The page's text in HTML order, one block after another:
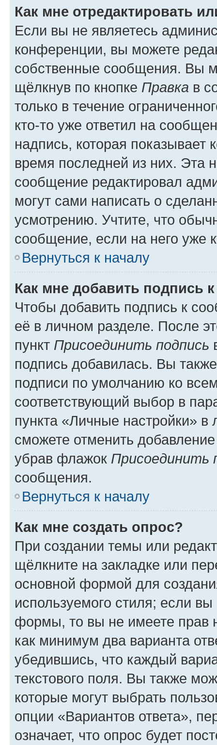
Как мне отредактировать
Если вы не являетесь
конференции, вы можете
собственные сообщения. Вы
щёлкнув по кнопке Правка в
только в течение
кто-то уже ответил на
надпись, которая показывает
время последней из них. Эта
сообщение редактировал
могут сами написать о
усмотрению. Учтите, что
сообщение, если на него уже
Вернуться к началу
Как мне добавить подпись
Чтобы добавить подпись к
её в личном разделе. После
пункт Присоединить подпись
подпись добавилась. Вы
подписи по умолчанию ко
соответствующий выбор в
пункта «Личные настройки»
сможете отменить
убрав флажок Присоединить
сообщения.
Вернуться к началу
Как мне создать опрос?
При создании темы или
щёлкните на закладке или
основной формой для
используемого стиля; если
формы, то вы не имеете прав
как минимум два варианта
убедившись, что каждый
текстового поля. Вы также
которые могут выбрать
опции «Вариантов ответа»,
означает, что опрос будет